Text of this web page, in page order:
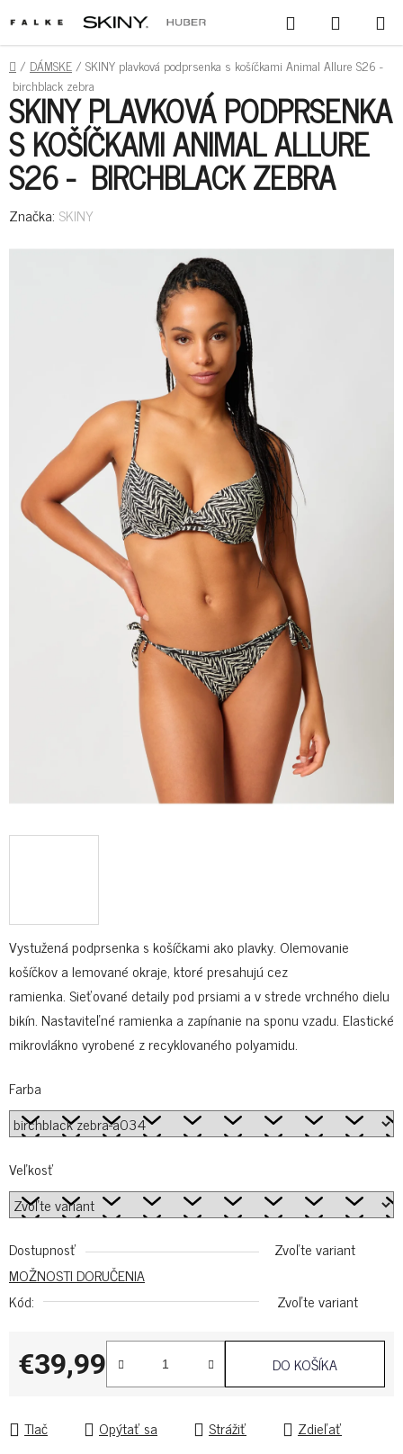
NA
OBSAH
HĽADAŤ
KOŠÍK
DOMOV
/ DÁMSKE/ SKINY plavková podprsenka s košíčkami Animal Allure S26 -
birchblack zebra
Vystužená podprsenka s košíčkami ako plavky. Olemovanie
košíčkov a lemované okraje, ktoré presahujú cez
ramienka. Sieťované detaily pod prsiami a v strede vrchného dielu
bikín. Nastaviteľné ramienka a zapínanie na sponu vzadu. Elastické
mikrovlákno vyrobené z recyklovaného polyamidu.
Farba
Veľkosť
Dostupnosť
Zvoľte variant
MOŽNOSTI DORUČENIA
Kód:
Zvoľte variant
€39,99
Jednotková cena:
DO KOŠÍKA
Tlač Opýtať sa Strážiť Zdieľať
SKINY PLAVKOVÁ PODPRSENKA
S KOŠÍČKAMI ANIMAL ALLURE
S26 - BIRCHBLACK ZEBRA
Značka: SKINY